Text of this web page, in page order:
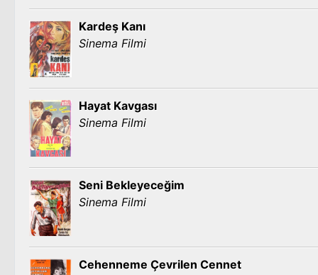
Kardeş Kanı
Sinema Filmi
Hayat Kavgası
Sinema Filmi
Seni Bekleyeceğim
Sinema Filmi
Cehenneme Çevrilen Cennet